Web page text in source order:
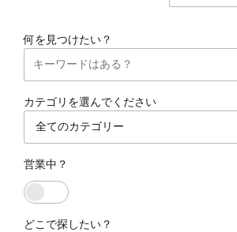
何を見つけたい？
カテゴリを選んでください
全てのカテゴリー
営業中？
どこで探したい？